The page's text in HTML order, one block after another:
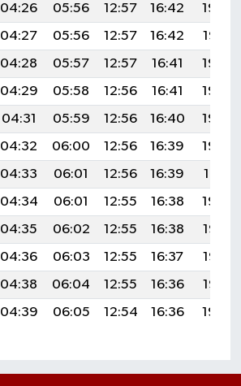
04:26 05:56 12:57 16:42
19:48
04:27 05:56 12:57 16:42
19:47
04:28 05:57 12:57 16:41
19:46
04:29 05:58 12:56 16:41
19:45
04:31 05:59 12:56 16:40
19:43
04:32 06:00 12:56 16:39
19:42
04:33 06:01 12:56 16:39
19:41
04:34 06:01 12:55 16:38
19:39
04:35 06:02 12:55 16:38
19:38
04:36 06:03 12:55 16:37
19:37
04:38 06:04 12:55 16:36
19:35
04:39 06:05 12:54 16:36 19:34